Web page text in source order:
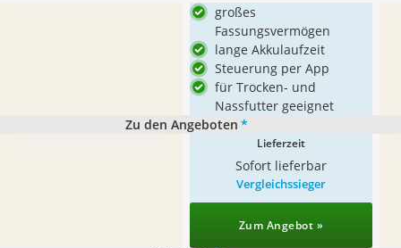
großes
Fassungsvermögen
lange Akkulaufzeit
Steuerung per App
für Trocken- und
Nassfutter geeignet
Zu den Angeboten *
Lieferzeit
Sofort lieferbar
Vergleichssieger
Zum Angebot »